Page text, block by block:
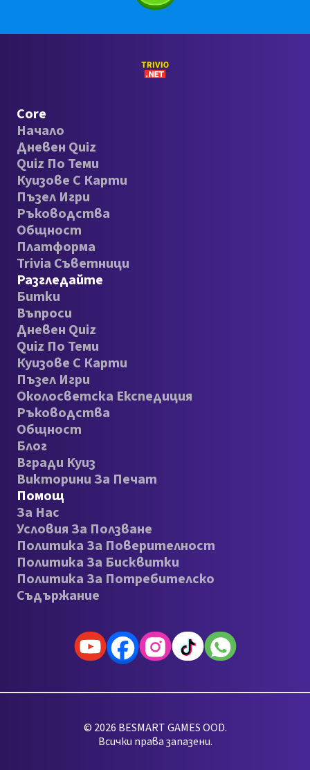
Core
Начало
Дневен Quiz
Quiz По Теми
Куизове С Карти
Пъзел Игри
Ръководства
Общност
Платформа
Trivia Съветници
Разгледайте
Битки
Въпроси
Дневен Quiz
Quiz По Теми
Куизове С Карти
Пъзел Игри
Околосветска Експедиция
Ръководства
Общност
Блог
Вгради Куиз
Викторини За Печат
Помощ
За Нас
Условия За Ползване
Политика За Поверителност
Политика За Бисквитки
Политика За Потребителско
Съдържание
© 2026 BESMART GAMES OOD.
Всички права запазени.